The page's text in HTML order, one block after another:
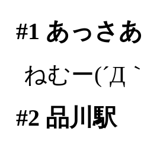
#1 あっさ
ねむー(´Д
#2 品川駅